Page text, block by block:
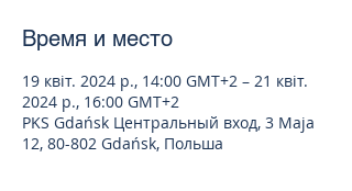
Время и место
19 квіт. 2024 р., 14:00 GMT+2 – 21 квіт.
2024 р., 16:00 GMT+2
PKS Gdańsk Центральный вход, 3 Maja
12, 80-802 Gdańsk, Польша